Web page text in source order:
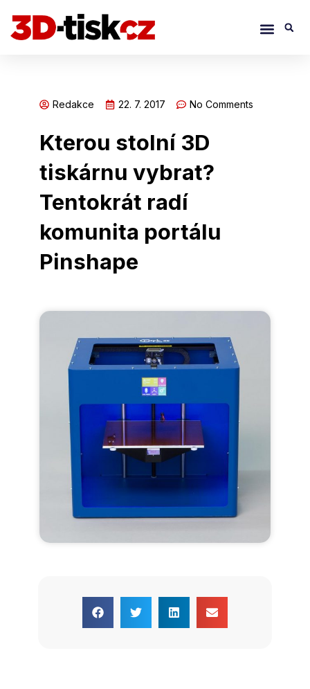
na
Menu
Redakce 22. 7. 2017 No Comments
Kterou stolní 3D
tiskárnu vybrat?
Tentokrát radí
komunita portálu
Pinshape